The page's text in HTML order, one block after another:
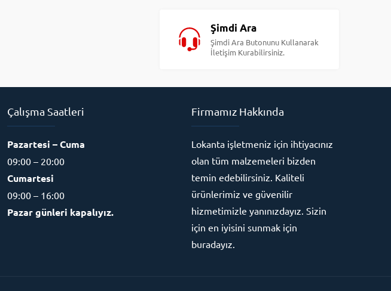
Şimdi Ara
Şimdi Ara Butonunu Kullanarak
İletişim Kurabilirsiniz.
Çalışma Saatleri
Pazartesi – Cuma
09:00 – 20:00
Cumartesi
09:00 – 16:00
Pazar günleri kapalıyız.
Firmamız Hakkında
Lokanta işletmeniz için ihtiyacınız
olan tüm malzemeleri bizden
temin edebilirsiniz. Kaliteli
ürünlerimiz ve güvenilir
hizmetimizle yanınızdayız. Sizin
için en iyisini sunmak için
buradayız.